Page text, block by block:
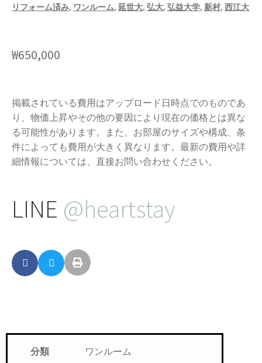
リフォーム済み, ワンルーム, 延世大, 弘大, 弘益大学, 新村, 西江大
₩650,000
掲載されている費用はアップロード日時点でのものであ
り、物価上昇やその他の要因により現在の価格とは異な
る可能性があります。また、お部屋のサイズや構成、条
件によっても費用が大きく異なります。最新の費用や詳
細情報については、直接お問い合わせください。
LINE @heartstay
分類 ワンルーム